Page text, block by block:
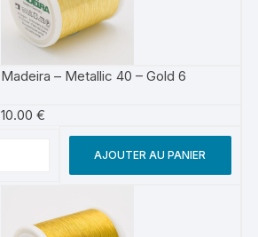
Madeira – Metallic 40 – Gold 6
10.00€
AJOUTER AU PANIER